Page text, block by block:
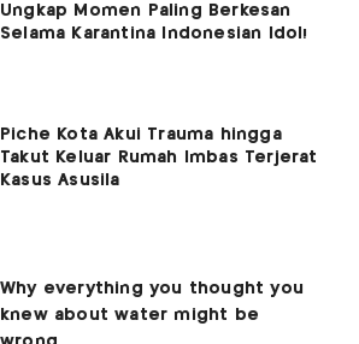
Ungkap Momen Paling Berkesan
Selama Karantina Indonesian Idol!
Piche Kota Akui Trauma hingga
Takut Keluar Rumah Imbas Terjerat
Kasus Asusila